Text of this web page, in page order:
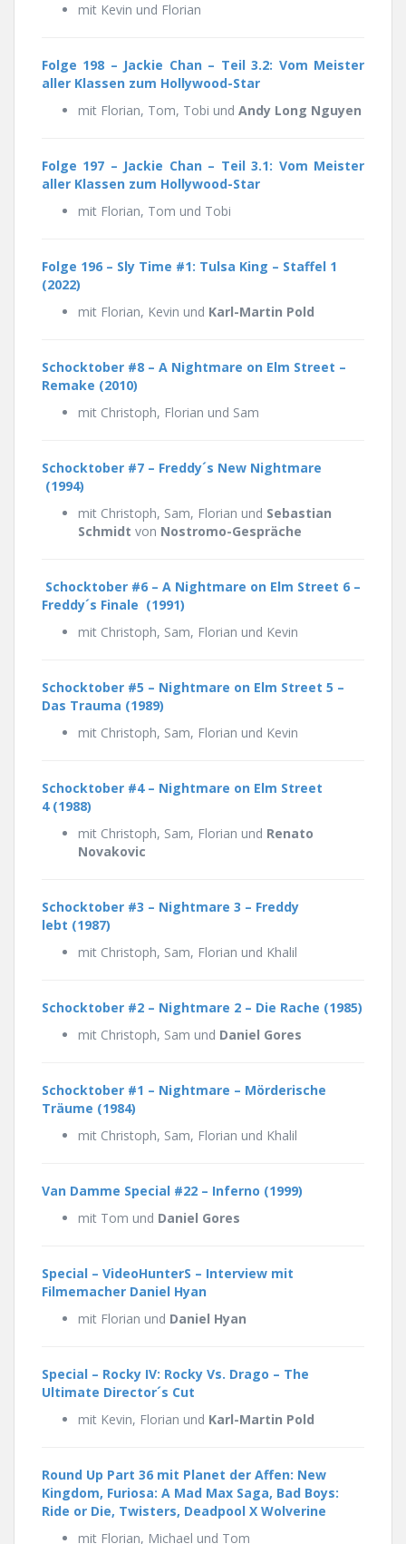
mit Kevin und Florian
Folge 198 – Jackie Chan – Teil 3.2: Vom Meister
aller Klassen zum Hollywood-Star
mit Florian, Tom, Tobi und Andy Long Nguyen
Folge 197 – Jackie Chan – Teil 3.1: Vom Meister
aller Klassen zum Hollywood-Star
mit Florian, Tom und Tobi
Folge 196 – Sly Time #1: Tulsa King – Staffel 1
(2022)
mit Florian, Kevin und Karl-Martin Pold
Schocktober #8 – A Nightmare on Elm Street –
Remake (2010)
mit Christoph, Florian und Sam
Schocktober #7 – Freddy´s New Nightmare
(1994)
mit Christoph, Sam, Florian und Sebastian
Schmidt von Nostromo-Gespräche
Schocktober #6 – A Nightmare on Elm Street 6 –
Freddy´s Finale (1991)
mit Christoph, Sam, Florian und Kevin
Schocktober #5 – Nightmare on Elm Street 5 –
Das Trauma (1989)
mit Christoph, Sam, Florian und Kevin
Schocktober #4 – Nightmare on Elm Street
4 (1988)
mit Christoph, Sam, Florian und Renato
Novakovic
Schocktober #3 – Nightmare 3 – Freddy
lebt (1987)
mit Christoph, Sam, Florian und Khalil
Schocktober #2 – Nightmare 2 – Die Rache (1985)
mit Christoph, Sam und Daniel Gores
Schocktober #1 – Nightmare – Mörderische
Träume (1984)
mit Christoph, Sam, Florian und Khalil
Van Damme Special #22 – Inferno (1999)
mit Tom und Daniel Gores
Special – VideoHunterS – Interview mit
Filmemacher Daniel Hyan
mit Florian und Daniel Hyan
Special – Rocky IV: Rocky Vs. Drago – The
Ultimate Director´s Cut
mit Kevin, Florian und Karl-Martin Pold
Round Up Part 36 mit Planet der Affen: New
Kingdom, Furiosa: A Mad Max Saga, Bad Boys:
Ride or Die, Twisters, Deadpool X Wolverine
mit Florian, Michael und Tom